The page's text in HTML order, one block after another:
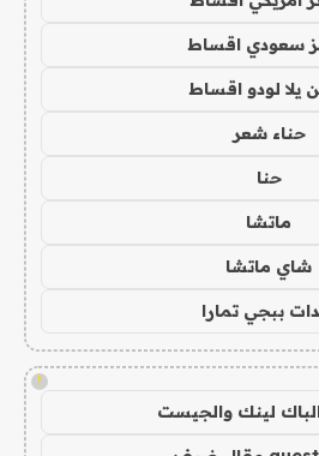
سعودي اقساط
يلا لودو اقساط
حناء شعر
حنا
ماتشا
شاي ماتشا
ببجي تمارا
!
لينك والجيست